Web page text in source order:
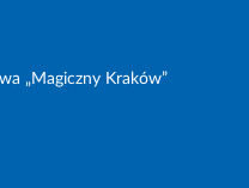
„Magiczny Kraków”